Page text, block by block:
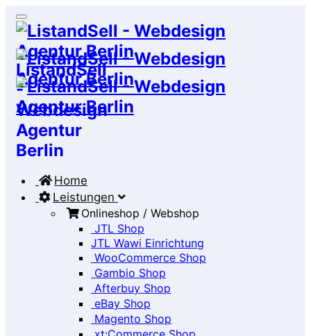
Home
Leistungen
Onlineshop / Webshop
JTL Shop
JTL Wawi Einrichtung
WooCommerce Shop
Gambio Shop
Afterbuy Shop
eBay Shop
Magento Shop